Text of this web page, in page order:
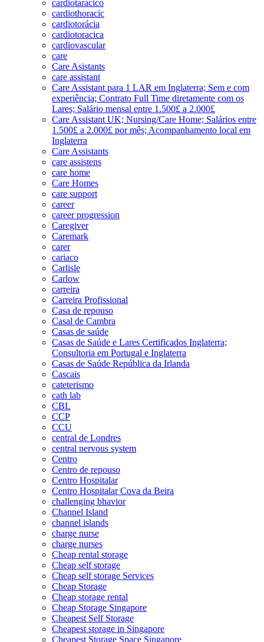
cardiotaracico
cardiothoracic
cardiotorácia
cardiotoracica
cardiovascular
care
Care Asistants
care assistant
Care Assistant para 1 LAR em Inglaterra; Sem e com
experiência; Contrato Full Time diretamente com os
Lares; Salário mensal entre 1.500£ a 2.000£
Care Assistant UK; Nursing/Care Home; Salários entre
1.500£ a 2.000£ por mês; Acompanhamento local em
Inglaterra
Care Assistants
care assistens
care home
Care Homes
care support
career
career progression
Caregiver
Caremark
carer
cariaco
Carlisle
Carlow
carreira
Carreira Profissional
Casa de repouso
Casal de Cambra
Casas de saúde
Casas de Saúde e Lares Certificados Inglaterra;
Consultoria em Portugal e Inglaterra
Casas de Saúde República da Irlanda
Cascais
cateterismo
cath lab
CBL
CCP
CCU
central de Londres
central nervous system
Centro
Centro de repouso
Centro Hospitalar
Centro Hospitalar Cova da Beira
challenging bhavior
Channel Island
channel islands
charge nurse
charge nurses
Cheap rental storage
Cheap self storage
Cheap self storage Services
Cheap Storage
Cheap storage rental
Cheap Storage Singapore
Cheapest Self Storage
Cheapest storage in Singapore
Cheapest Storage Space Singapore